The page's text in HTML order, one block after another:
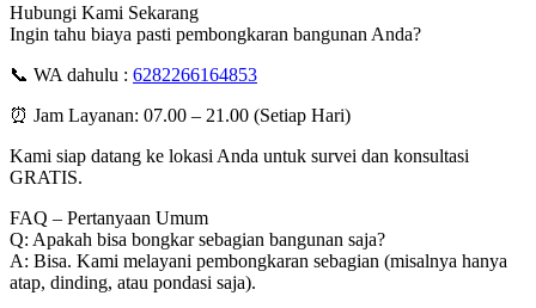
Hubungi Kami Sekarang
Ingin tahu biaya pasti pembongkaran bangunan Anda?
📞 WA dahulu : 6282266164853
⏰ Jam Layanan: 07.00 – 21.00 (Setiap Hari)
Kami siap datang ke lokasi Anda untuk survei dan konsultasi
GRATIS.
FAQ – Pertanyaan Umum
Q: Apakah bisa bongkar sebagian bangunan saja?
A: Bisa. Kami melayani pembongkaran sebagian (misalnya hanya
atap, dinding, atau pondasi saja).